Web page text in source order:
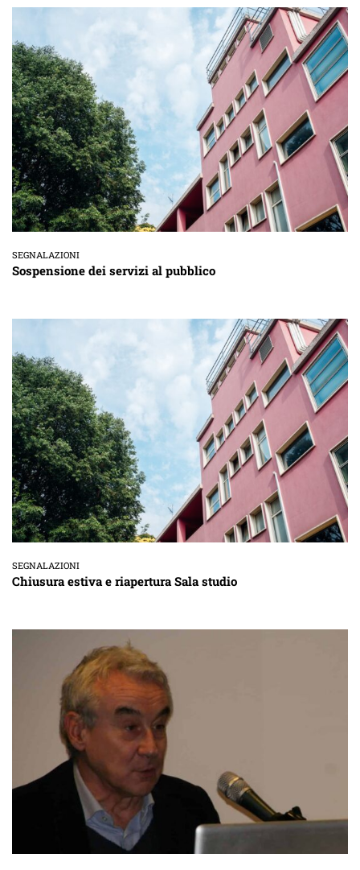
SEGNALAZIONI
Sospensione dei servizi al pubblico
SEGNALAZIONI
Chiusura estiva e riapertura Sala studio